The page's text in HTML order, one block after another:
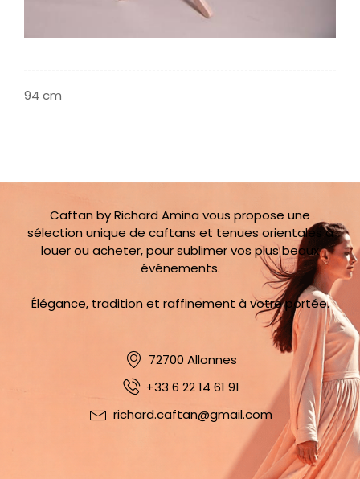
94 cm
Caftan by Richard Amina vous propose une
sélection unique de caftans et tenues orientales à
louer ou acheter, pour sublimer vos plus beaux
événements.
Élégance, tradition et raffinement à votre portée.
72700 Allonnes
+33 6 22 14 61 91
richard.caftan@gmail.com